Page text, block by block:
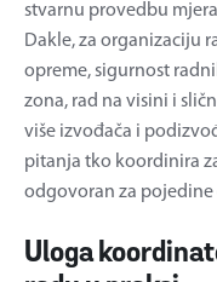
stvarnu provedbu
Dakle, za organizaciju
opreme, sigurnost
zona, rad na visini i
više izvođača i
pitanja tko koordinira
odgovoran za
Uloga